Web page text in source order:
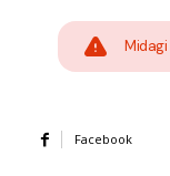
Midagi
Facebook